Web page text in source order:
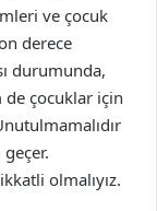
ve çocuk
derece
durumunda,
çocuklar için
olmalıyız.